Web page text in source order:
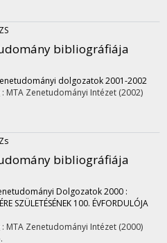
bibliográfiája
dolgozatok 2001-2002
MTA Zenetudományi Intézet (2002)
bibliográfiája
Dolgozatok 2000 :
SZÜLETÉSÉNEK 100. ÉVFORDULÓJA
MTA Zenetudományi Intézet (2000)